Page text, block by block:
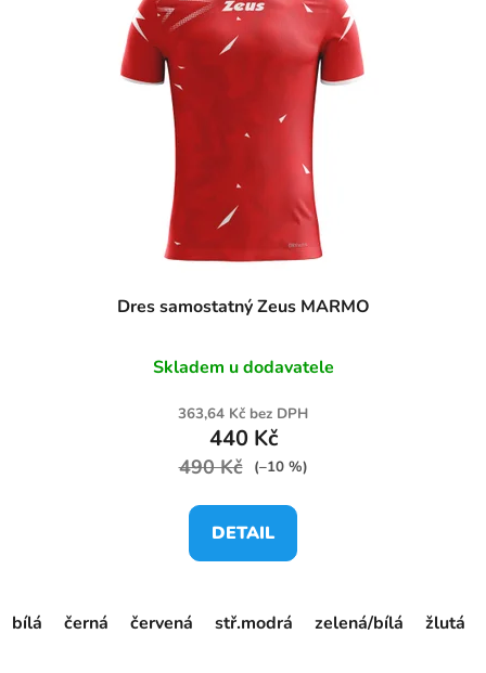
Dres samostatný Zeus MARMO
Skladem u dodavatele
363,64 Kč bez DPH
440 Kč
490 Kč (–10 %)
DETAIL
bílá černá červená stř.modrá zelená/bílá žlutá